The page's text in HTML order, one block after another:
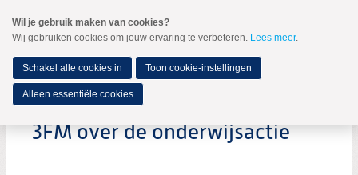
naar
Spring
de
inhoud
Spring
naar
hoofdmenu
MENU
3FM over de onderwijsactie
Wil je gebruik maken van cookies?
Wij gebruiken cookies om jouw ervaring te verbeteren. Lees meer.
Schakel alle cookies in Toon cookie-instellingen
Alleen essentiële cookies